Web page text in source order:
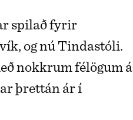
spilað fyrir
og nú Tindastóli.
nokkrum félögum á
þrettán ár í